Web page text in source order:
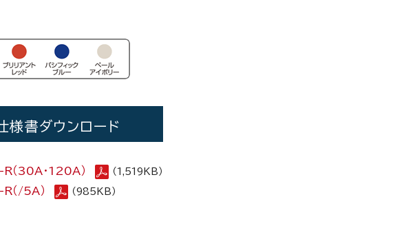
様書ダウンロード
（30A・120A） （1,519KB）
（/5A） （985KB）